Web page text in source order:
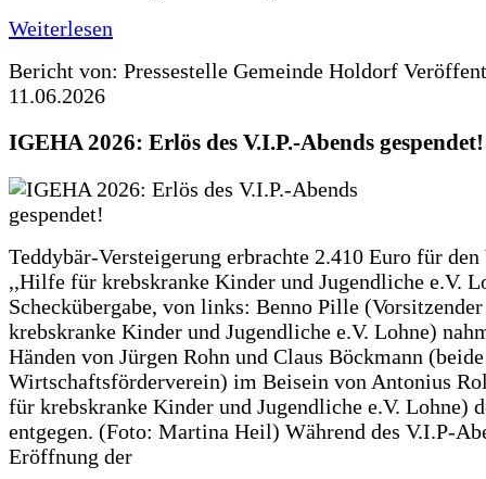
Weiterlesen
Bericht von: Pressestelle Gemeinde Holdorf
11.06.2026
IGEHA 2026: Erlös des V.I.P.-Abends gespendet!
Teddybär-Versteigerung erbrachte 2.410 Euro für den
,,Hilfe für krebskranke Kinder und Jugendliche e.V.
Scheckübergabe, von links: Benno Pille
krebskranke Kinder und Jugendliche e.V. Lohne)
Händen von Jürgen Rohn und Claus Böckmann
Wirtschaftsförderverein) im Beisein von Antonius
für krebskranke Kinder und Jugendliche e.V. Lohne)
entgegen. (Foto: Martina Heil) Während des V.I.P-
Eröffnung der